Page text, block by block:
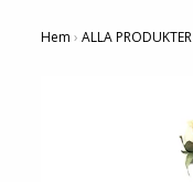
Hem › ALLA PRODUKTER